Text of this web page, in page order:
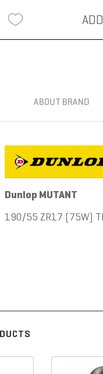
ABOUT BRAND
Dunlop MUTANT
190/55 ZR17 (75W)